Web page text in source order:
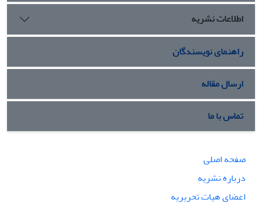
اطلاعات نشریه
راهنمای نویسندگان
ارسال مقاله
تماس با ما
صفحه اصلی
درباره نشریه
اعضای هیات تحریریه